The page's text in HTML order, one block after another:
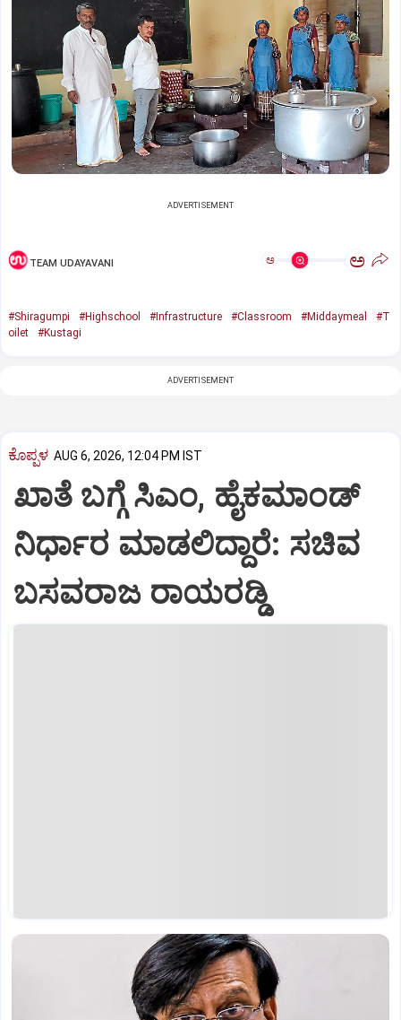
ADVERTISEMENT
TEAM UDAYAVANI ಅ ಅ
#Shiragumpi #Highschool #Infrastructure #Classroom #Middaymeal
#T
oilet
#Kustagi
ADVERTISEMENT
ಕೊಪ್ಪಳ AUG 6, 2026, 12:04 PM IST
ಖಾತೆ ಬಗ್ಗೆ ಸಿಎಂ, ಹೈಕಮಾಂಡ್
ನಿರ್ಧಾರ ಮಾಡಲಿದ್ದಾರೆ: ಸಚಿವ
ಬಸವರಾಜ ರಾಯರಡ್ಡಿ